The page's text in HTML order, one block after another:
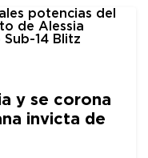
y se corona
invicta de